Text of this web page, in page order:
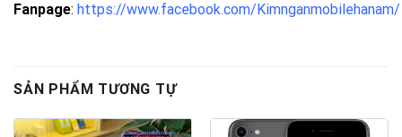
Fanpage: https://www.facebook.com/Kimnganmobilehanam/
SẢN PHẨM TƯƠNG TỰ